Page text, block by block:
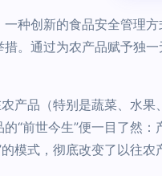
种创新的食品安全管理
措。通过为农产品赋予独
农产品（特别是蔬菜、水
“前世今生”便一目了然
模式，彻底改变了以往